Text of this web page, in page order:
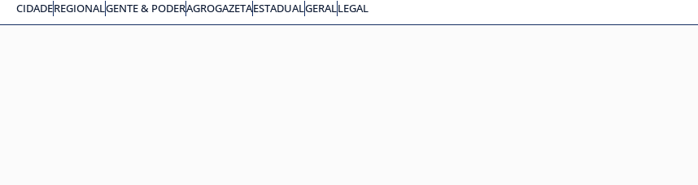
CIDADEREGIONALGENTE & PODERAGROGAZETAESTADUALGERALLEGAL